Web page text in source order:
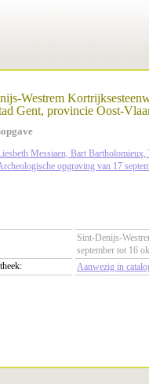
Westrem
Gent, provincie Oost-
Messiaen, Bart
opgraving van 17
Sint-Denijs-
september tot 16
Aanwezig in